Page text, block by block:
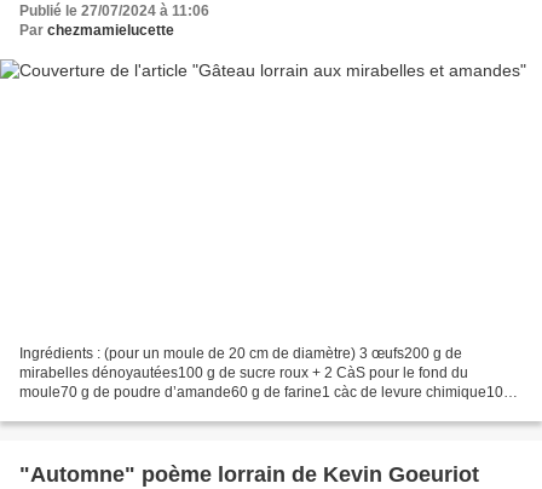
Publié le 27/07/2024 à 11:06
Par chezmamielucette
Ingrédients : (pour un moule de 20 cm de diamètre) 3 œufs200 g de
mirabelles dénoyautées100 g de sucre roux + 2 CàS pour le fond du
moule70 g de poudre d’amande60 g de farine1 càc de levure chimique100
"Automne" poème lorrain de Kevin Goeuriot